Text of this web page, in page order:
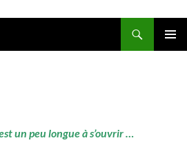
un peu longue à s’ouvrir …